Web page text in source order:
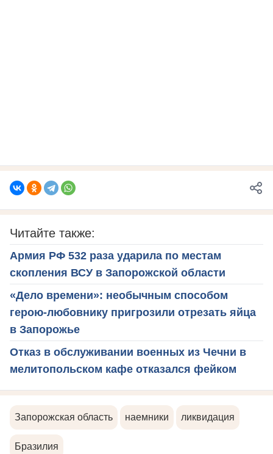
Читайте также:
Армия РФ 532 раза ударила по местам
скопления ВСУ в Запорожской области
«Дело времени»: необычным способом
герою-любовнику пригрозили отрезать яйца
в Запорожье
Отказ в обслуживании военных из Чечни в
мелитопольском кафе отказался фейком
Запорожская область наемники ликвидация
Бразилия